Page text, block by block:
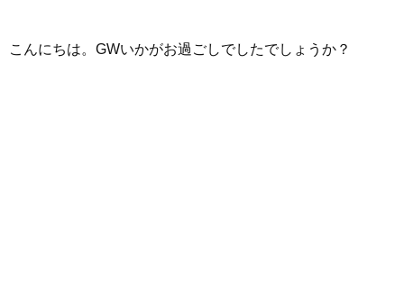
こんにちは。GWいかがお過ごしでしたでしょうか？